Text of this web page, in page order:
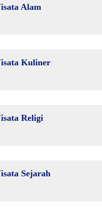
Alam
Kuliner
Religi
Sejarah